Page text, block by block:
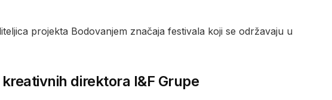
projekta Bodovanjem značaja festivala koji se održavaju u
direktora I&F Grupe